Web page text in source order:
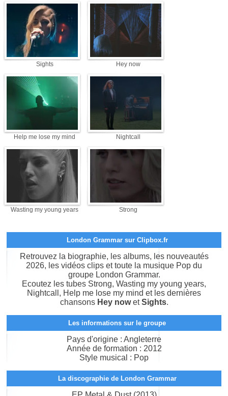
Sights Hey now
Help me lose my mind Nightcall
Wasting my young years Strong
London Grammar sur Clipbox.fr
Retrouvez la biographie, les albums, les nouveautés
2026, les vidéos clips et toute la musique Pop du
groupe London Grammar.
Ecoutez les tubes Strong, Wasting my young years,
Nightcall, Help me lose my mind et les dernières
chansons Hey nowetSights.
Les informations sur le groupe
Pays d'origine : Angleterre
Année de formation : 2012
Style musical : Pop
La discographie de London Grammar